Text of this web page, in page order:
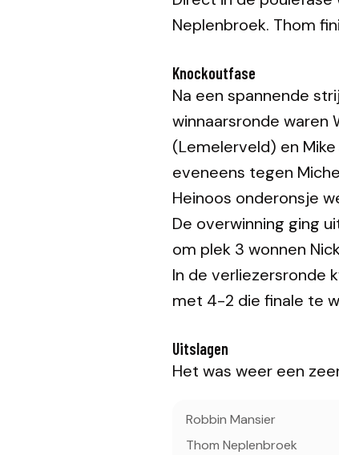
Neplenbroek. Thom
Knockoutfase
Na een spannende
winnaarsronde waren
(Lemelerveld) en
eveneens tegen
Heinoos onderonsje
De overwinning ging
om plek 3 wonnen
In de verliezersronde
met 4-2 die finale te
Uitslagen
Het was weer een
Robbin Mansier
Thom Neplenbroek